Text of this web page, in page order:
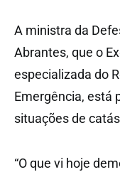
A ministra da
Abrantes, que o
especializada do
Emergência, está
situações de
“O que vi hoje